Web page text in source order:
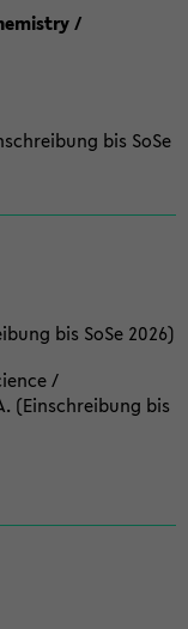
/
bis SoSe
bis SoSe 2026)
/
(Einschreibung bis